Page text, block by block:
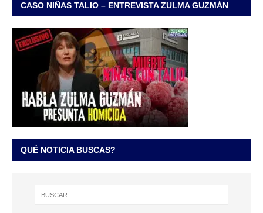
CASO NIÑAS TALIO – ENTREVISTA ZULMA GUZMÁN
QUÉ NOTICIA BUSCAS?